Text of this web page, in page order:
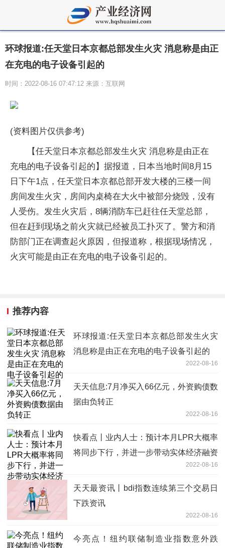
环球报道:任天堂日本京都总部发生火灾 消息称是由正
在充电的电子设备引起的
时间：2022-08-16 07:47:12 来源：互联网
(资料图片仅供参考)
【任天堂日本京都总部发生火灾 消息称是由正在
充电的电子设备引起的】据报道，日本当地时间8月15
日下午1点，任天堂日本京都总部开发大楼的三楼一间
房间发生火灾，房间内桌椅在大火中被部分烧毁，没有
人受伤。发生火灾后，8辆消防车已赶往任天堂总部，
但在赶到现场之前火灾就已经被员工扑灭了。警方和消
防部门正在调查起火原因，但报道称，根据现场情况，
火灾可能是由正在充电的电子设备引起的。
推荐内容
环球报道:任天堂日本京都总部发生火灾
消息称是由正在充电的电子设备引起的
2022-08-16
天天信息:7月净买入66亿元，外资购债数
据由负转正
2022-08-16
快看点丨业内人士：预计本月LPR大概率
将同步下行，并进一步带动实体经济融资
2022-08-16
天天最资讯丨bdi指数连续第三个交易日
下跌资讯
2022-08-16
今亮点！纽约联储制造业指数意外跌